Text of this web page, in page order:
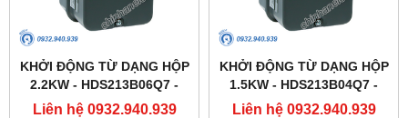
KHỞI ĐỘNG TỪ DẠNG HỘP
2.2KW - HDS213B06Q7 -
HIMEL
Liên hệ 0932.940.939
KHỞI ĐỘNG TỪ DẠNG HỘP
1.5KW - HDS213B04Q7 -
HIMEL
Liên hệ 0932.940.939